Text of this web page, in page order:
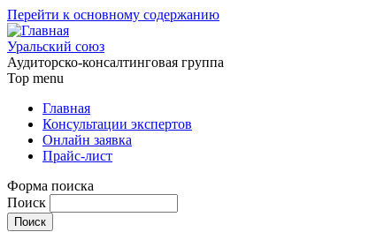
Перейти к основному содержанию
Уральский союз
Аудиторско-консалтинговая группа
Top menu
Главная
Консультации экспертов
Онлайн заявка
Прайс-лист
Форма поиска
Поиск